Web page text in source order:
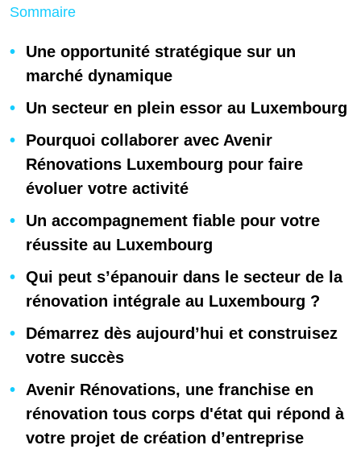
Sommaire
Une opportunité stratégique sur un
marché dynamique
Un secteur en plein essor au Luxembourg
Pourquoi collaborer avec Avenir
Rénovations Luxembourg pour faire
évoluer votre activité
Un accompagnement fiable pour votre
réussite au Luxembourg
Qui peut s’épanouir dans le secteur de la
rénovation intégrale au Luxembourg ?
Démarrez dès aujourd’hui et construisez
votre succès
Avenir Rénovations, une franchise en
rénovation tous corps d'état qui répond à
votre projet de création d’entreprise